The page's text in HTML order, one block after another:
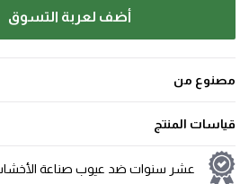
أضف لعربة التسوق
مصنوع من
قياسات المنتج
عشر سنوات ضد عيوب صناعة